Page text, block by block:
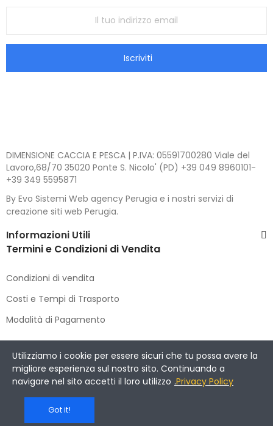
Iscriviti
DIMENSIONE CACCIA E PESCA | P.IVA: 05591700280 Viale del
Lavoro,68/70 35020 Ponte S. Nicolo' (PD) +39 049 8960101-
+39 349 5595871
By Evo Sistemi Web agency Perugia e i nostri servizi di
creazione siti web Perugia.
Informazioni Utili
Termini e Condizioni di Vendita
Condizioni di vendita
Costi e Tempi di Trasporto
Modalità di Pagamento
Copyright © 2021 DIMENSIONE CACCIA E PESCA. All Rights
Reserved.
Utilizziamo i cookie per essere sicuri che tu possa avere la
migliore esperienza sul nostro sito. Continuando a
navigare nel sito accetti il loro utilizzo .Privacy Policy
Got it!